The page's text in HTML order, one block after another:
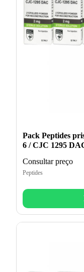
Pack Peptides
6 / CJC 1295
Consultar preço
Peptides